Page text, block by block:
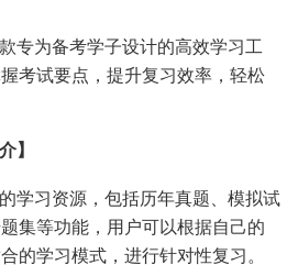
专为备考学子设计的高效学习工
考试要点，提升复习效率，轻松
】
学习资源，包括历年真题、模拟试
集等功能，用户可以根据自己的
的学习模式，进行针对性复习。